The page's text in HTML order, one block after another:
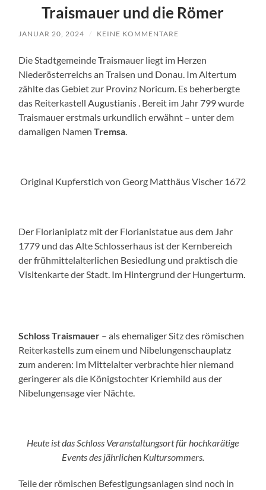
Traismauer und die Römer
JANUAR 20, 2024 / KEINE KOMMENTARE
Die Stadtgemeinde Traismauer liegt im Herzen
Niederösterreichs an Traisen und Donau. Im Altertum
zählte das Gebiet zur Provinz Noricum. Es beherbergte
das Reiterkastell Augustianis . Bereit im Jahr 799 wurde
Traismauer erstmals urkundlich erwähnt – unter dem
damaligen NamenTremsa.
Original Kupferstich von Georg Matthäus Vischer 1672
Der Florianiplatz mit der Florianistatue aus dem Jahr
1779 und das Alte Schlosserhaus ist der Kernbereich
der frühmittelalterlichen Besiedlung und praktisch die
Visitenkarte der Stadt. Im Hintergrund der Hungerturm.
Schloss Traismauer – als ehemaliger Sitz des römischen
Reiterkastells zum einem und Nibelungenschauplatz
zum anderen: Im Mittelalter verbrachte hier niemand
geringerer als die Königstochter Kriemhild aus der
Nibelungensage vier Nächte.
Heute ist das Schloss Veranstaltungsort für hochkarätige
Events des jährlichen Kultursommers.
Teile der römischen Befestigungsanlagen sind noch in